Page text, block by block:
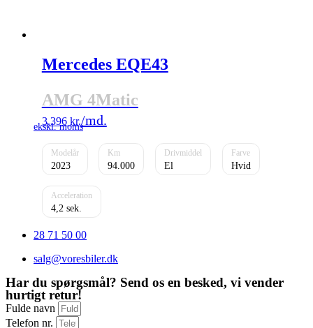
Mercedes EQE43
AMG 4Matic
3.396 kr.
2023 94.000 El Hvid
4,2
28 71 50 00
salg@voresbiler.dk
Har du spørgsmål? Send os en besked, vi vender
hurtigt retur!
Fulde navn
Telefon nr.